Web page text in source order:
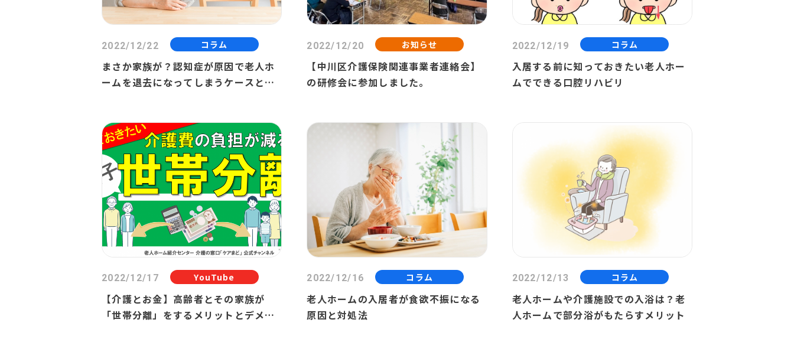
2022/12/22 コラム
まさか家族が？認知症が原因で老人ホ
ームを退去になってしまうケースと対
2022/12/20 お知らせ
【中川区介護保険関連事業者連絡会】
の研修会に参加しました。
2022/12/19 コラム
入居する前に知っておきたい老人ホー
ムでできる口腔リハビリ
2022/12/17 YouTube
【介護とお金】高齢者とその家族が
「世帯分離」をするメリットとデメリ
2022/12/16 コラム
老人ホームの入居者が食欲不振になる
原因と対処法
2022/12/13 コラム
老人ホームや介護施設での入浴は？老
人ホームで部分浴がもたらすメリット